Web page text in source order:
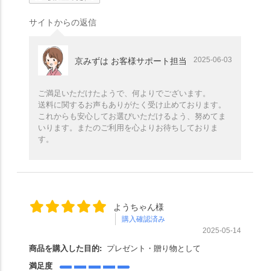
サイトからの返信
京みずは お客様サポート担当 2025-06-03
ご満足いただけたようで、何よりでございます。
送料に関するお声もありがたく受け止めております。
これからも安心してお選びいただけるよう、努めてま
いります。またのご利用を心よりお待ちしておりま
す。
ようちゃん様
購入確認済み
2025-05-14
商品を購入した目的:
プレゼント・贈り物として
満足度